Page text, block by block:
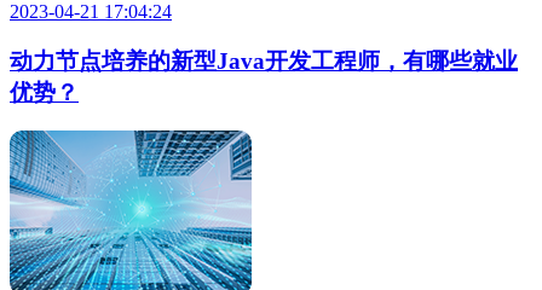
2023-04-21 17:04:24
动力节点培养的新型Java开发工程师，有哪些就业
优势？